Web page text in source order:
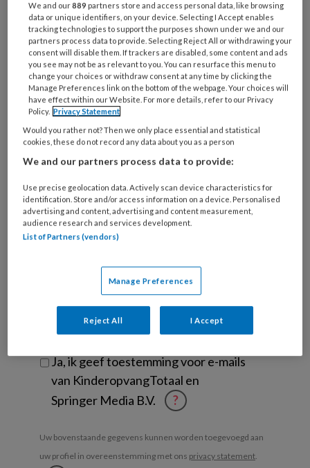
Wat
is
je
e-
mailadres?
* *
Kies
je
wachtwoord* *
Kies
je
welke
organisatie
werk
je?
Untitled
Ontvang 2x per week de
Ontvang iedere zondag het
Management Kinderopvang
Weekoverzicht
Ja, ik geef toestemming voor e-mails
van KinderopvangTotaal en
Springer Media B.V.
?
Uw bovenstaande gegevens kunnen worden toegevoegd aan
uw profiel in overeenstemming met ons privacy statement.
We and our889 partners store and access personal data, like browsing
data or unique identifiers, on your device. Selecting I Accept enables
tracking technologies to support the purposes shown under we and our
partners process data to provide. Selecting Reject All or withdrawing your
consent will disable them. If trackers are disabled, some content and ads
you see may not be as relevant to you. You can resurface this menu to
change your choices or withdraw consent at any time by clicking the
Manage Preferences link on the bottom of the webpage. Your choices will
have effect within our Website. For more details, refer to our Privacy
Policy. Privacy Statement
Would you rather not? Then we only place essential and statistical
cookies, these do not record any data about you as a person
We and our partners process data to provide:
Use precise geolocation data. Actively scan device characteristics for
identification. Store and/or access information on a device. Personalised
advertising and content, advertising and content measurement,
audience research and services development.
List of Partners (vendors)
Manage Preferences
Reject All I Accept